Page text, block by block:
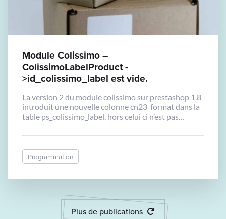
Module Colissimo –
ColissimoLabelProduct -
>id_colissimo_label est vide.
La version 2 du module colissimo sur prestashop 1.8
introduit une nouvelle colonne cn23_format dans la
table ps_colissimo_label, hors celui ci n’est pas
hookActionAdminOrdersTrackingNumberUpdate,
ColissimoLabelProduct->id_colissimo_label est vide.
Il suffit dans la fonction de rajouter cn23_format :
3_FORMAT'), 0, 3); //$this->logger->info('labels
ext.'.$cn23Extension); if […]
Programmation
Plus de publications